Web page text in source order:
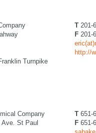
Turnpike
T 201-
F 201-
http://
Company
Ave. St Paul
T 651-
F 651-